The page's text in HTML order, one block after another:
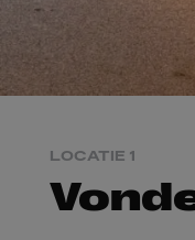
LOCATIE 1